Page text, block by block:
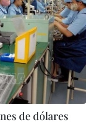
de dólares